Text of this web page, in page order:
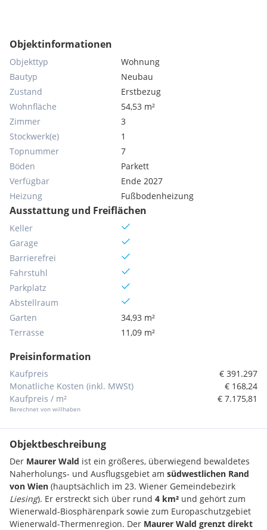
Objektinformationen
Objekttyp
Wohnung
Bautyp
Neubau
Zustand
Erstbezug
Wohnfläche
54,53 m²
Zimmer
3
Stockwerk(e)
1
Topnummer
7
Böden
Parkett
Verfügbar
Ende 2027
Heizung
Fußbodenheizung
Ausstattung und Freiflächen
Keller
Garage
Barrierefrei
Fahrstuhl
Parkplatz
Abstellraum
Garten
34,93 m²
Terrasse
11,09 m²
Preisinformation
Kaufpreis
€ 391.297
Monatliche Kosten (inkl. MWSt)
€ 168,24
Kaufpreis / m²
Berechnet von willhaben
€ 7.175,81
Objektbeschreibung
Der Maurer Wald ist ein größeres, überwiegend bewaldetes
Naherholungs- und Ausflugsgebiet am südwestlichen Rand
von Wien (hauptsächlich im 23. Wiener Gemeindebezirk
Liesing). Er erstreckt sich über rund 4 km² und gehört zum
Wienerwald-Biosphärenpark sowie zum Europaschutzgebiet
Wienerwald-Thermenregion. Der Maurer Wald grenzt direkt